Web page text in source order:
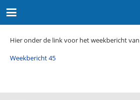
Hier onder de link voor het weekbericht van
Weekbericht 45